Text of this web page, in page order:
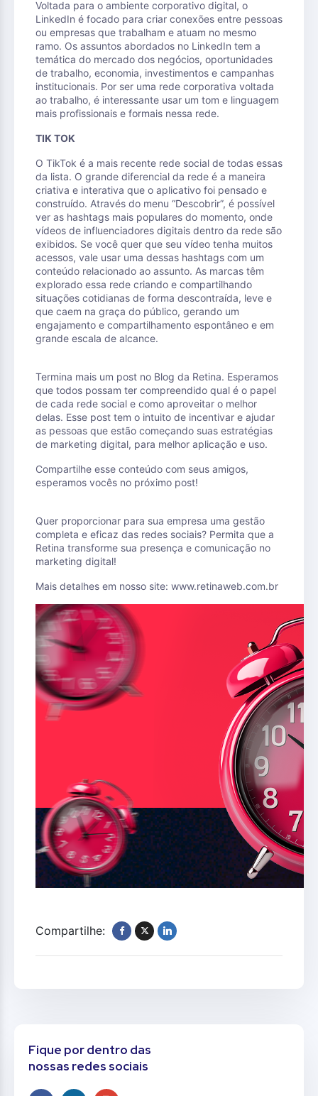
Voltada para o ambiente corporativo digital, o
LinkedIn é focado para criar conexões entre pessoas
ou empresas que trabalham e atuam no mesmo
ramo. Os assuntos abordados no LinkedIn tem a
temática do mercado dos negócios, oportunidades
de trabalho, economia, investimentos e campanhas
institucionais. Por ser uma rede corporativa voltada
ao trabalho, é interessante usar um tom e linguagem
mais profissionais e formais nessa rede.
TIK TOK
O TikTok é a mais recente rede social de todas essas
da lista. O grande diferencial da rede é a maneira
criativa e interativa que o aplicativo foi pensado e
construído. Através do menu “Descobrir”, é possível
ver as hashtags mais populares do momento, onde
vídeos de influenciadores digitais dentro da rede são
exibidos. Se você quer que seu vídeo tenha muitos
acessos, vale usar uma dessas hashtags com um
conteúdo relacionado ao assunto. As marcas têm
explorado essa rede criando e compartilhando
situações cotidianas de forma descontraída, leve e
que caem na graça do público, gerando um
engajamento e compartilhamento espontâneo e em
grande escala de alcance.
Termina mais um post no Blog da Retina. Esperamos
que todos possam ter compreendido qual é o papel
de cada rede social e como aproveitar o melhor
delas. Esse post tem o intuito de incentivar e ajudar
as pessoas que estão começando suas estratégias
de marketing digital, para melhor aplicação e uso.
Compartilhe esse conteúdo com seus amigos,
esperamos vocês no próximo post!
Quer proporcionar para sua empresa uma gestão
completa e eficaz das redes sociais? Permita que a
Retina transforme sua presença e comunicação no
marketing digital!
Mais detalhes em nosso site: www.retinaweb.com.br
Compartilhe:
Fique por dentro das
nossas redes sociais